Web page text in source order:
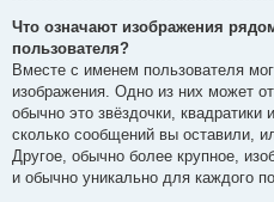
Что означают изображения
пользователя?
Вместе с именем пользователя
изображения. Одно из них может
обычно это звёздочки,
сколько сообщений вы оставили,
Другое, обычно более крупное,
и обычно уникально для каждого